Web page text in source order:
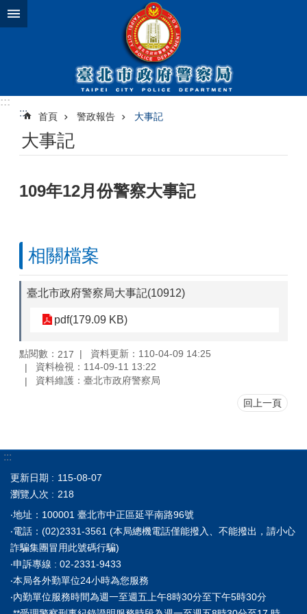
跳到主要內容區塊
:::
:::
首頁 警政報告 大事記
大事記
109年12月份警察大事記
相關檔案
臺北市政府警察局大事記(10912)
pdf(179.09 KB)
點閱數： 217
資料更新：110-04-09 14:25
資料檢視：114-09-11 13:22
資料維護：臺北市政府警察局
回上一頁
:::
更新日期
115-08-07
瀏覽人次
218
‧地址：100001 臺北市中正區延平南路96號
‧電話：(02)2331-3561 (本局總機電話僅能撥入、不能撥出，請小心
詐騙集團冒用此號碼行騙)
‧申訴專線 : 02-2331-9433
‧本局各外勤單位24小時為您服務
‧內勤單位服務時間為週一至週五上午8時30分至下午5時30分